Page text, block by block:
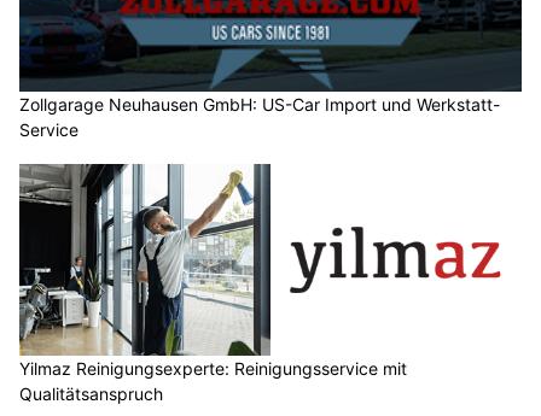
Zollgarage Neuhausen GmbH: US-Car Import und Werkstatt-
Service
Yilmaz Reinigungsexperte: Reinigungsservice mit
Qualitätsanspruch